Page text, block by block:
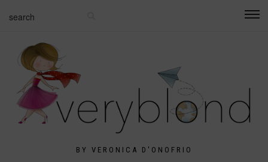
BY VERONICA D'ONOFRIO